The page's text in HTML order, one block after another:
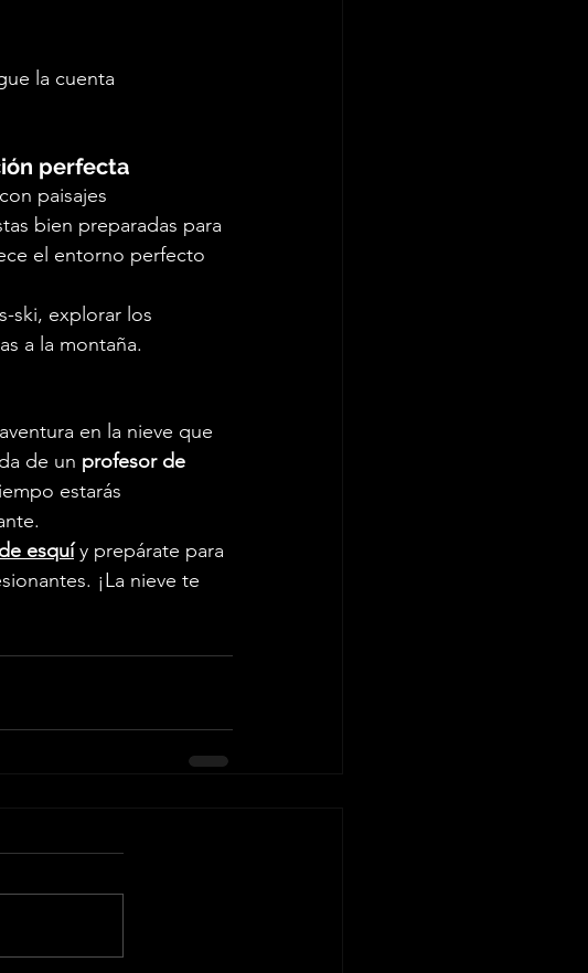
la cuenta
perfecta
paisajes
bien preparadas para
el entorno perfecto
ski, explorar los
a la montaña.
en la nieve que
de un profesor de
estarás
esquí y prepárate para
¡La nieve te